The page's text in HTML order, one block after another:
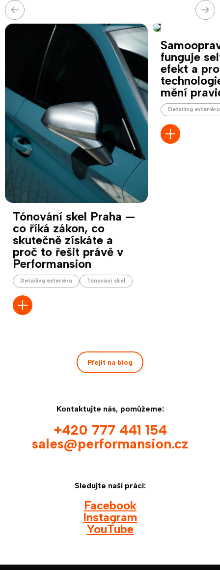
Tónování skel Praha —
co říká zákon, co
skutečně získáte a
proč to řešit právě v
Performansion
Detailing exteriéru Tónování skel
funguje
efekt a
mění
Detailing exteriéru
Předchozí
Přejít na blog
Kontaktujte nás, pomůžeme:
+420 777 441 154
sales@performansion.cz
Sledujte naší práci:
Facebook
Instagram
YouTube